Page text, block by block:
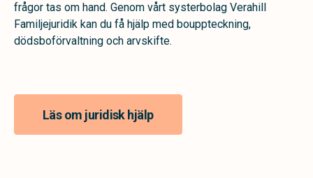
frågor tas om hand. Genom vårt systerbolag Verahill
Familjejuridik kan du få hjälp med bouppteckning,
dödsboförvaltning och arvskifte.
Läs om juridisk hjälp